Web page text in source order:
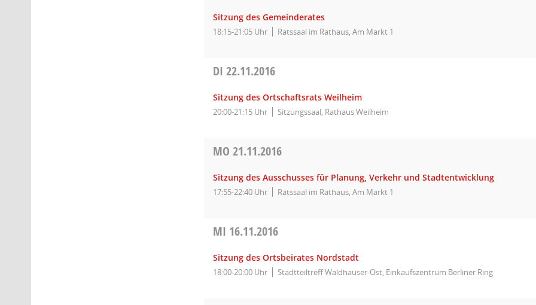
Sitzung des Gemeinderates
18:15-21:05 Uhr Ratssaal im Rathaus, Am Markt 1
DI22.11.2016
Sitzung des Ortschaftsrats Weilheim
20:00-21:15 Uhr Sitzungssaal, Rathaus Weilheim
MO21.11.2016
Sitzung des Ausschusses für Planung, Verkehr und Stadtentwicklung
17:55-22:40 Uhr Ratssaal im Rathaus, Am Markt 1
MI 16.11.2016
Sitzung des Ortsbeirates Nordstadt
18:00-20:00 Uhr Stadtteiltreff Waldhäuser-Ost, Einkaufszentrum Berliner Ring